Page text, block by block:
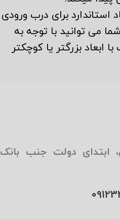
استاندارد برای درب ورودی
می توانید با توجه به
ابعاد بزرگتر یا کوچکتر
ابتدای دولت جنب بانک